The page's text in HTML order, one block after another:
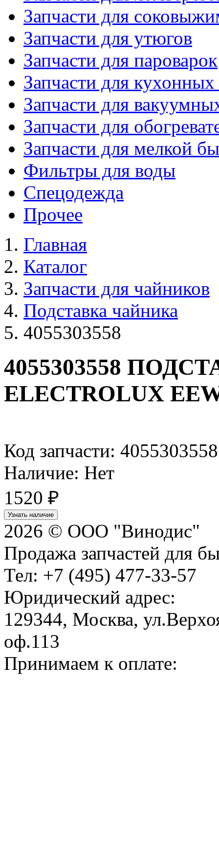
Запчасти для
Запчасти для утюгов
Запчасти для пароварок
Запчасти для
Запчасти для
Запчасти для
Запчасти для мелкой
Фильтры для воды
Спецодежда
Прочее
Главная
Каталог
Запчасти для чайников
Подставка чайника
4055303558
4055303558
ELECTROLUX
Код запчасти: 4055303558
Наличие: Нет
1520 ₽
Узнать наличие
2026 © ООО "Винодис"
Продажа запчастей для
Тел: +7 (495) 477-33-57
Юридический адрес:
129344, Москва,
оф.113
Принимаем к оплате: